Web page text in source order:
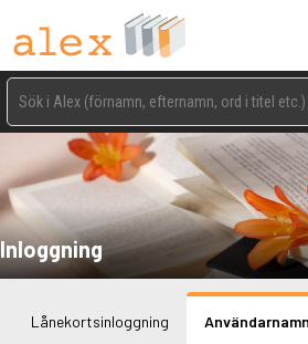
Inloggning
Lånekortsinloggning